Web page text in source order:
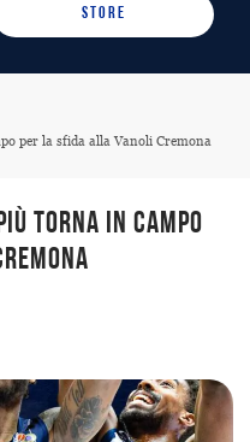
STORE
per la sfida alla Vanoli Cremona
torna in campo